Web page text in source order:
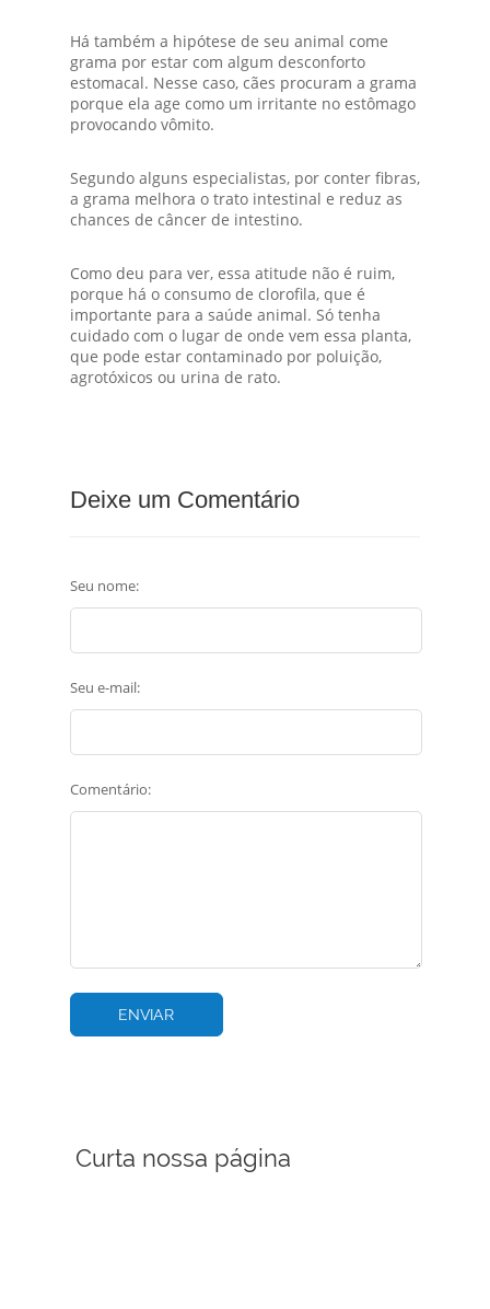
Há também a hipótese de seu animal come
grama por estar com algum desconforto
estomacal. Nesse caso, cães procuram a grama
porque ela age como um irritante no estômago
provocando vômito.
Segundo alguns especialistas, por conter fibras,
a grama melhora o trato intestinal e reduz as
chances de câncer de intestino.
Como deu para ver, essa atitude não é ruim,
porque há o consumo de clorofila, que é
importante para a saúde animal. Só tenha
cuidado com o lugar de onde vem essa planta,
que pode estar contaminado por poluição,
agrotóxicos ou urina de rato.
Deixe um Comentário
Seu nome:
Seu e-mail:
Comentário:
Curta nossa página